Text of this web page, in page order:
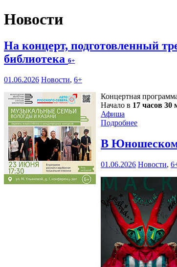
Новости
На концерт, подготовленный
библиотека 6+
01.06.2026 Новости, 6+
Концертная
Начало в 17 часов 30
Афиша
Подробнее
В Юношеском
01.06.2026 Новости,